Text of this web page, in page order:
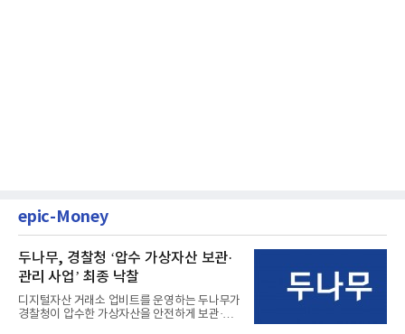
epic-Money
두나무, 경찰청 ‘압수 가상자산 보관·
관리 사업’ 최종 낙찰
디지털자산 거래소 업비트를 운영하는 두나무가
경찰청이 압수한 가상자산을 안전하게 보관·관